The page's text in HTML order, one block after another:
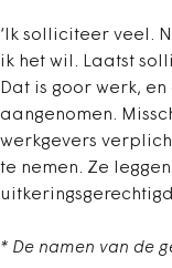
‘Ik solliciteer veel.
ik het wil. Laatst
Dat is goor werk, en
aangenomen.
werkgevers
te nemen. Ze
* De namen van de